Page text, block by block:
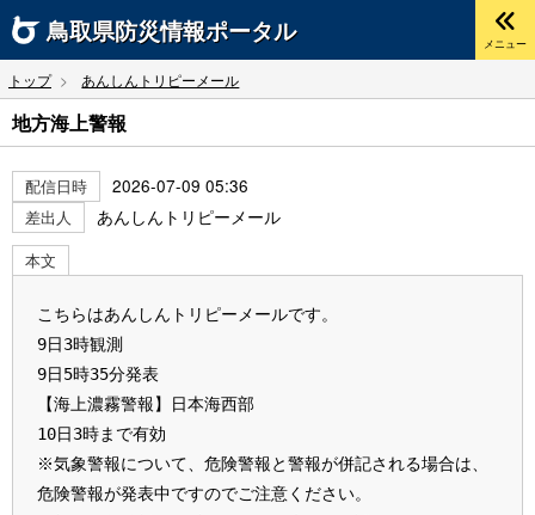
鳥取県防災情報ポータル メニュー
トップ あんしんトリピーメール
地方海上警報
配信日時 2026-07-09 05:36
差出人 あんしんトリピーメール
本文
こちらはあんしんトリピーメールです。
9日3時観測
9日5時35分発表
【海上濃霧警報】日本海西部
10日3時まで有効
※気象警報について、危険警報と警報が併記される場合は、
危険警報が発表中ですのでご注意ください。